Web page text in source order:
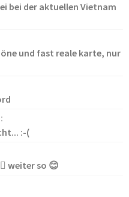
bei der aktuellen Vietnam
und fast reale karte, nur
:-(
weiter so 😊